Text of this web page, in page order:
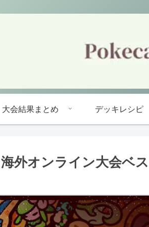
大会結果まとめ デッキレシピ
海外オンライン大会ベ